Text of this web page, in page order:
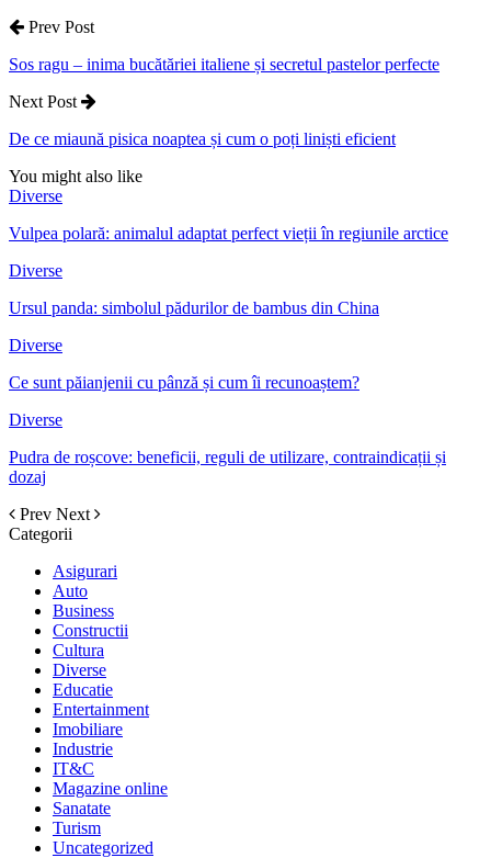
Prev Post
Sos ragu – inima bucătăriei italiene și secretul pastelor perfecte
Next Post
De ce miaună pisica noaptea și cum o poți liniști eficient
You might also like
Diverse
Vulpea polară: animalul adaptat perfect vieții în regiunile arctice
Diverse
Ursul panda: simbolul pădurilor de bambus din China
Diverse
Ce sunt păianjenii cu pânză și cum îi recunoaștem?
Diverse
Pudra de roșcove: beneficii, reguli de utilizare, contraindicații și
dozaj
Prev Next
Categorii
Asigurari
Auto
Business
Constructii
Cultura
Diverse
Educatie
Entertainment
Imobiliare
Industrie
IT&C
Magazine online
Sanatate
Turism
Uncategorized